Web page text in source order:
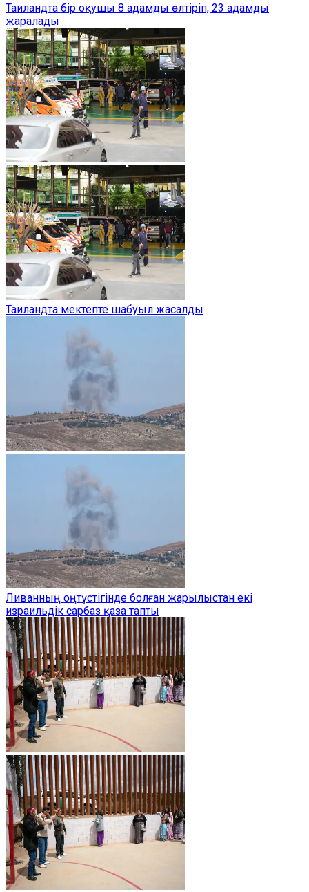
Таиландта бір оқушы 8 адамды өлтіріп, 23 адамды
жаралады
Таиландта мектепте шабуыл жасалды
Ливанның оңтүстігінде болған жарылыстан екі
израильдік сарбаз қаза тапты